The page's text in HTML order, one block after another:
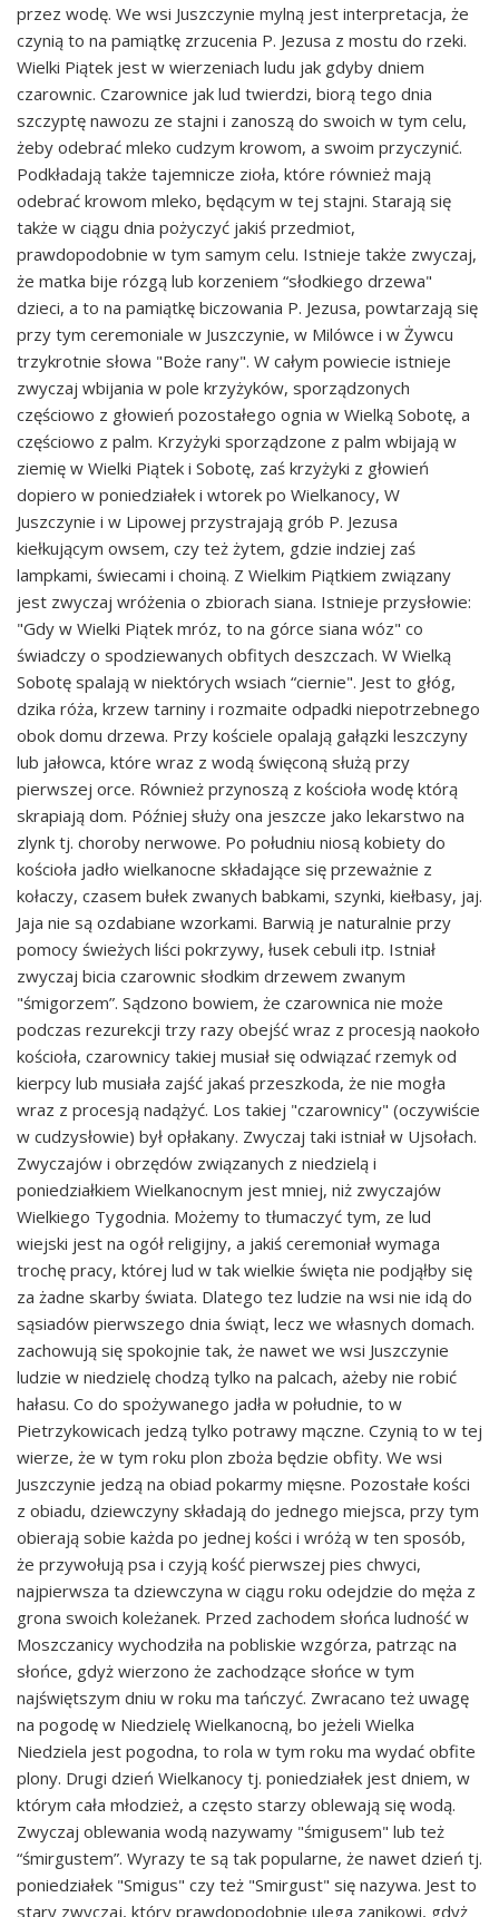
przez wodę. We wsi Juszczynie mylną jest interpretacja, że
czynią to na pamiątkę zrzucenia P. Jezusa z mostu do rzeki.
Wielki Piątek jest w wierzeniach ludu jak gdyby dniem
czarownic. Czarownice jak lud twierdzi, biorą tego dnia
szczyptę nawozu ze stajni i zanoszą do swoich w tym celu,
żeby odebrać mleko cudzym krowom, a swoim przyczynić.
Podkładają także tajemnicze zioła, które również mają
odebrać krowom mleko, będącym w tej stajni. Starają się
także w ciągu dnia pożyczyć jakiś przedmiot,
prawdopodobnie w tym samym celu. Istnieje także zwyczaj,
że matka bije rózgą lub korzeniem “słodkiego drzewa"
dzieci, a to na pamiątkę biczowania P. Jezusa, powtarzają się
przy tym ceremoniale w Juszczynie, w Milówce i w Żywcu
trzykrotnie słowa "Boże rany". W całym powiecie istnieje
zwyczaj wbijania w pole krzyżyków, sporządzonych
częściowo z głowień pozostałego ognia w Wielką Sobotę, a
częściowo z palm. Krzyżyki sporządzone z palm wbijają w
ziemię w Wielki Piątek i Sobotę, zaś krzyżyki z głowień
dopiero w poniedziałek i wtorek po Wielkanocy, W
Juszczynie i w Lipowej przystrajają grób P. Jezusa
kiełkującym owsem, czy też żytem, gdzie indziej zaś
lampkami, świecami i choiną. Z Wielkim Piątkiem związany
jest zwyczaj wróżenia o zbiorach siana. Istnieje przysłowie:
"Gdy w Wielki Piątek mróz, to na górce siana wóz" co
świadczy o spodziewanych obfitych deszczach. W Wielką
Sobotę spalają w niektórych wsiach “ciernie". Jest to głóg,
dzika róża, krzew tarniny i rozmaite odpadki niepotrzebnego
obok domu drzewa. Przy kościele opalają gałązki leszczyny
lub jałowca, które wraz z wodą święconą służą przy
pierwszej orce. Również przynoszą z kościoła wodę którą
skrapiają dom. Później służy ona jeszcze jako lekarstwo na
zlynk tj. choroby nerwowe. Po południu niosą kobiety do
kościoła jadło wielkanocne składające się przeważnie z
kołaczy, czasem bułek zwanych babkami, szynki, kiełbasy, jaj.
Jaja nie są ozdabiane wzorkami. Barwią je naturalnie przy
pomocy świeżych liści pokrzywy, łusek cebuli itp. Istniał
zwyczaj bicia czarownic słodkim drzewem zwanym
"śmigorzem”. Sądzono bowiem, że czarownica nie może
podczas rezurekcji trzy razy obejść wraz z procesją naokoło
kościoła, czarownicy takiej musiał się odwiązać rzemyk od
kierpcy lub musiała zajść jakaś przeszkoda, że nie mogła
wraz z procesją nadążyć. Los takiej "czarownicy" (oczywiście
w cudzysłowie) był opłakany. Zwyczaj taki istniał w Ujsołach.
Zwyczajów i obrzędów związanych z niedzielą i
poniedziałkiem Wielkanocnym jest mniej, niż zwyczajów
Wielkiego Tygodnia. Możemy to tłumaczyć tym, ze lud
wiejski jest na ogół religijny, a jakiś ceremoniał wymaga
trochę pracy, której lud w tak wielkie święta nie podjąłby się
za żadne skarby świata. Dlatego tez ludzie na wsi nie idą do
sąsiadów pierwszego dnia świąt, lecz we własnych domach.
zachowują się spokojnie tak, że nawet we wsi Juszczynie
ludzie w niedzielę chodzą tylko na palcach, ażeby nie robić
hałasu. Co do spożywanego jadła w południe, to w
Pietrzykowicach jedzą tylko potrawy mączne. Czynią to w tej
wierze, że w tym roku plon zboża będzie obfity. We wsi
Juszczynie jedzą na obiad pokarmy mięsne. Pozostałe kości
z obiadu, dziewczyny składają do jednego miejsca, przy tym
obierają sobie każda po jednej kości i wróżą w ten sposób,
że przywołują psa i czyją kość pierwszej pies chwyci,
najpierwsza ta dziewczyna w ciągu roku odejdzie do męża z
grona swoich koleżanek. Przed zachodem słońca ludność w
Moszczanicy wychodziła na pobliskie wzgórza, patrząc na
słońce, gdyż wierzono że zachodzące słońce w tym
najświętszym dniu w roku ma tańczyć. Zwracano też uwagę
na pogodę w Niedzielę Wielkanocną, bo jeżeli Wielka
Niedziela jest pogodna, to rola w tym roku ma wydać obfite
plony. Drugi dzień Wielkanocy tj. poniedziałek jest dniem, w
którym cała młodzież, a często starzy oblewają się wodą.
Zwyczaj oblewania wodą nazywamy "śmigusem" lub też
“śmirgustem”. Wyrazy te są tak popularne, że nawet dzień tj.
poniedziałek "Smigus" czy też "Smirgust" się nazywa. Jest to
stary zwyczaj, który prawdopodobnie ulega zanikowi, gdyż